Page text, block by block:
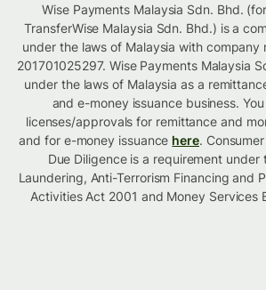
Wise Payments Malaysia Sdn. Bhd.
TransferWise Malaysia Sdn. Bhd.) is a
under the laws of Malaysia with company
201701025297. Wise Payments Malaysia
under the laws of Malaysia as a
and e-money issuance business.
licenses/approvals for remittance and
and for e-money issuance here.
Due Diligence is a requirement under
Laundering, Anti-Terrorism Financing and
Activities Act 2001 and Money Services